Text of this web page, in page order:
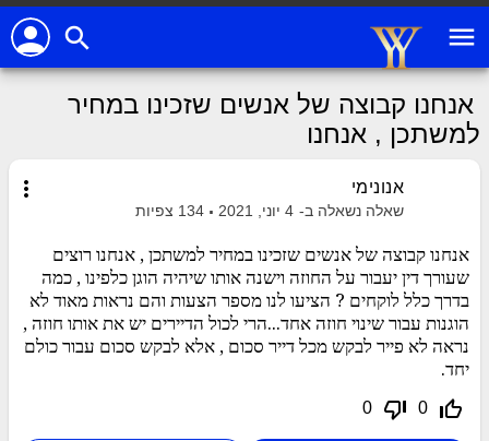
menu
search
person
אנחנו קבוצה של אנשים שזכינו במחיר
למשתכן , אנחנו
more_vert אנונימי
שאלה נשאלה ב- 4 יוני, 2021 134 צפיות
אנחנו קבוצה של אנשים שזכינו במחיר למשתכן , אנחנו רוצים
שעורך דין יעבור על החוזה וישנה אותו שיהיה הוגן כלפינו , כמה
בדרך כלל לוקחים ? הציעו לנו מספר הצעות והם נראות מאוד לא
הוגנות עבור שינוי חוזה אחד...הרי לכול הדיירים יש את אותו חוזה ,
נראה לא פייר לבקש מכל דייר סכום , אלא לבקש סכום עבור כולם
יחד.
thumb_up_off_alt
0
thumb_down_off_alt
0